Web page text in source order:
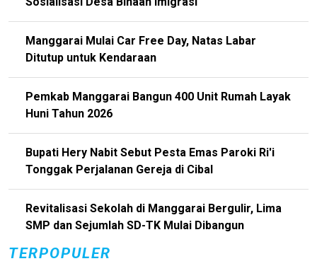
Manggarai Mulai Car Free Day, Natas Labar
Ditutup untuk Kendaraan
Pemkab Manggarai Bangun 400 Unit Rumah Layak
Huni Tahun 2026
Bupati Hery Nabit Sebut Pesta Emas Paroki Ri'i
Tonggak Perjalanan Gereja di Cibal
Revitalisasi Sekolah di Manggarai Bergulir, Lima
SMP dan Sejumlah SD-TK Mulai Dibangun
TERPOPULER